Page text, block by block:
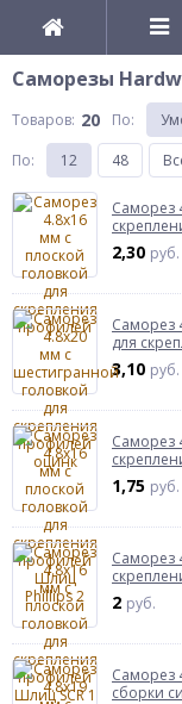
Саморезы
Товаров: 20 По:
По: 12 48
Саморез
2,30 руб.
Саморез
для
3,10 руб.
Саморез
1,75 руб.
Саморез
2 руб.
Саморез
сборки